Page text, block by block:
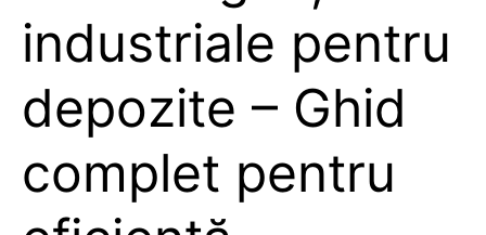
industriale pentru
depozite – Ghid
complet pentru